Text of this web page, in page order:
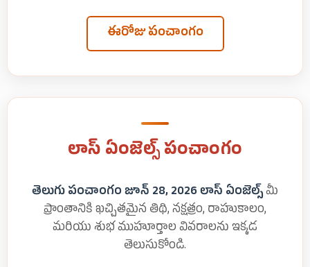
ఈరోజు పంచాంగం
లాస్ ఏంజెల్స్ పంచాంగం
తెలుగు పంచాంగం జూన్ 28, 2026 లాస్ ఏంజెల్స్మీ
ప్రాంతానికి ఖచ్చితమైన తిథి, నక్షత్రం, రాహుకాలం,
మరియు శుభ ముహూర్తాల వివరాలను ఇక్కడ
తెలుసుకోండి.